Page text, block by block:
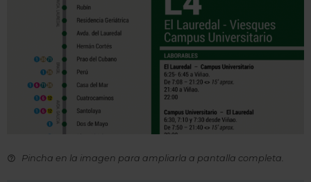
Pincha en la imagen para ampliarla a pantalla completa.